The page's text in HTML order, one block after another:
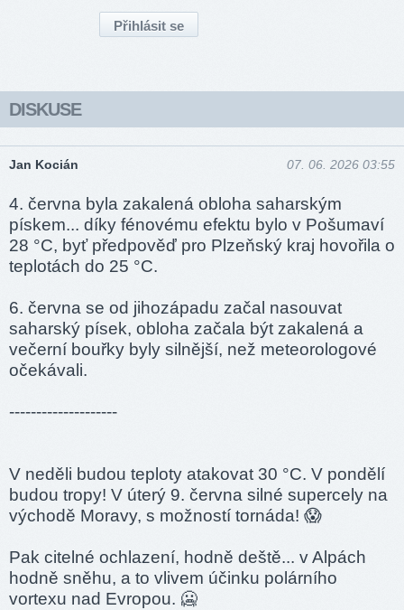
DISKUSE
Jan Kocián 07. 06. 2026 03:55
4. června byla zakalená obloha saharským
pískem... díky fénovému efektu bylo v Pošumaví
28 °C, byť předpověď pro Plzeňský kraj hovořila o
teplotách do 25 °C.
6. června se od jihozápadu začal nasouvat
saharský písek, obloha začala být zakalená a
večerní bouřky byly silnější, než meteorologové
očekávali.
--------------------
V neděli budou teploty atakovat 30 °C. V pondělí
budou tropy! V úterý 9. června silné supercely na
východě Moravy, s možností tornáda! 😱
Pak citelné ochlazení, hodně deště... v Alpách
hodně sněhu, a to vlivem účinku polárního
vortexu nad Evropou. 🥶